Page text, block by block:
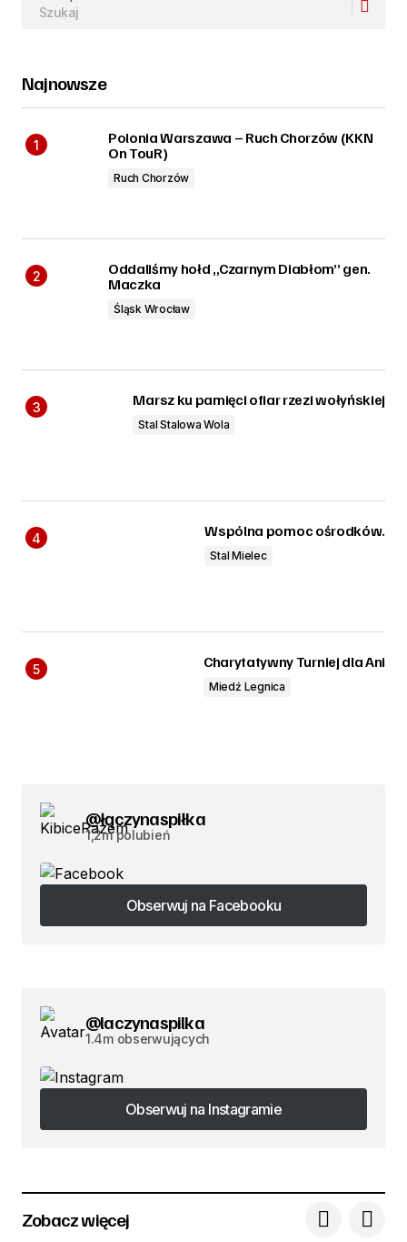
Najnowsze
Polonia Warszawa – Ruch Chorzów (KKN
On TouR)
Ruch Chorzów
Oddaliśmy hołd „Czarnym Diabłom” gen.
Maczka
Śląsk Wrocław
Marsz ku pamięci ofiar rzezi wołyńskiej
Stal Stalowa Wola
Wspólna pomoc ośrodków.
Stal Mielec
Charytatywny Turniej dla Ani
Miedź Legnica
@łączynaspiłka
1,2m polubień
Obserwuj na Facebooku
Obserwuj na Facebooku
@laczynaspilka
1.4m obserwujących
Obserwuj na Instagramie
Obserwuj na Instagramie
Zobacz więcej